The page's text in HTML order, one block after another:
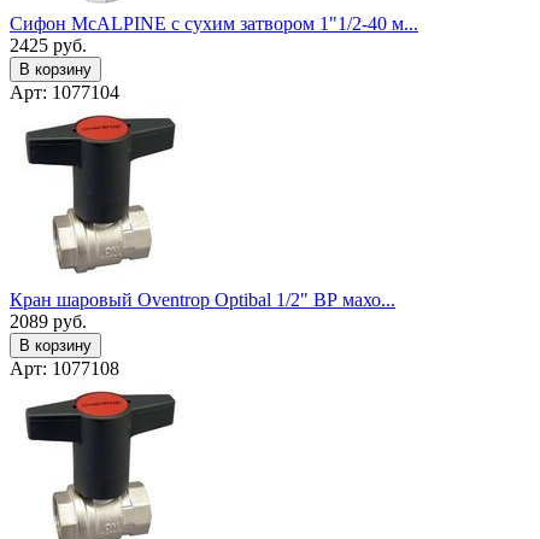
Сифон McALPINE с сухим затвором 1"1/2-40 м...
2425 руб.
В корзину
Арт: 1077104
Кран шаровый Oventrop Optibal 1/2" ВР махо...
2089 руб.
В корзину
Арт: 1077108